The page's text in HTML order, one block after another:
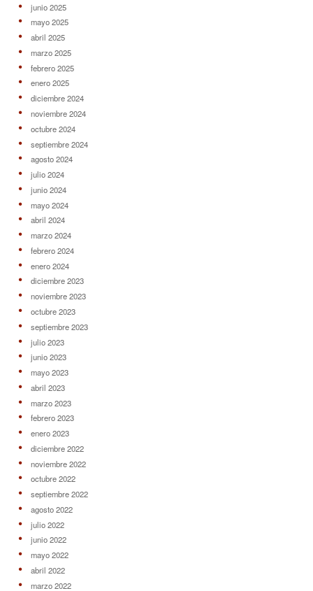
junio 2025
mayo 2025
abril 2025
marzo 2025
febrero 2025
enero 2025
diciembre 2024
noviembre 2024
octubre 2024
septiembre 2024
agosto 2024
julio 2024
junio 2024
mayo 2024
abril 2024
marzo 2024
febrero 2024
enero 2024
diciembre 2023
noviembre 2023
octubre 2023
septiembre 2023
julio 2023
junio 2023
mayo 2023
abril 2023
marzo 2023
febrero 2023
enero 2023
diciembre 2022
noviembre 2022
octubre 2022
septiembre 2022
agosto 2022
julio 2022
junio 2022
mayo 2022
abril 2022
marzo 2022